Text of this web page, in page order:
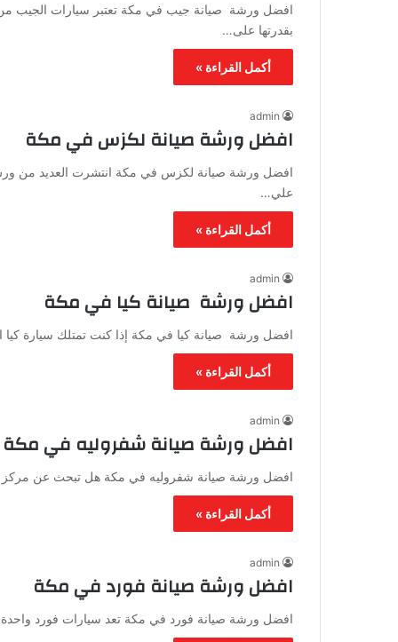
افضل ورشة صيانة جيب في مكة تعتبر سيارات الجيب من
بقدرتها على…
أكمل القراءة »
admin
افضل ورشة صيانة لكزس في مكة
افضل ورشة صيانة لكزس في مكة انتشرت العديد من ورش
علي…
أكمل القراءة »
admin
افضل ورشة صيانة كيا في مكة
افضل ورشة صيانة كيا في مكة إذا كنت تمتلك سيارة كيا
أكمل القراءة »
admin
افضل ورشة صيانة شفروليه في مكة
افضل ورشة صيانة شفروليه في مكة هل تبحث عن مركز
أكمل القراءة »
admin
افضل ورشة صيانة فورد في مكة
افضل ورشة صيانة فورد في مكة تعد سيارات فورد واحدة